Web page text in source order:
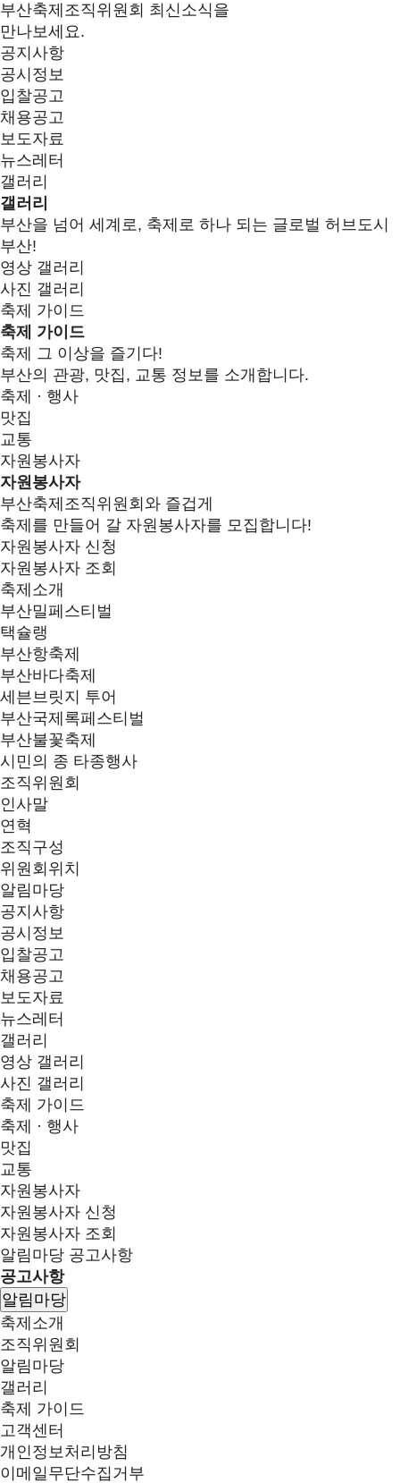
부산축제조직위원회 최신소식을
만나보세요.
공지사항
공시정보
입찰공고
채용공고
보도자료
뉴스레터
갤러리
갤러리
부산을 넘어 세계로, 축제로 하나 되는 글로벌 허브도시
부산!
영상 갤러리
사진 갤러리
축제 가이드
축제 가이드
축제 그 이상을 즐기다!
부산의 관광, 맛집, 교통 정보를 소개합니다.
축제 · 행사
맛집
교통
자원봉사자
자원봉사자
부산축제조직위원회와 즐겁게
축제를 만들어 갈 자원봉사자를 모집합니다!
자원봉사자 신청
자원봉사자 조회
축제소개
부산밀페스티벌
택슐랭
부산항축제
부산바다축제
세븐브릿지 투어
부산국제록페스티벌
부산불꽃축제
시민의 종 타종행사
조직위원회
인사말
연혁
조직구성
위원회위치
알림마당
공지사항
공시정보
입찰공고
채용공고
보도자료
뉴스레터
갤러리
영상 갤러리
사진 갤러리
축제 가이드
축제 · 행사
맛집
교통
자원봉사자
자원봉사자 신청
자원봉사자 조회
알림마당 공고사항
공고사항
알림마당
축제소개
조직위원회
알림마당
갤러리
축제 가이드
고객센터
개인정보처리방침
이메일무단수집거부